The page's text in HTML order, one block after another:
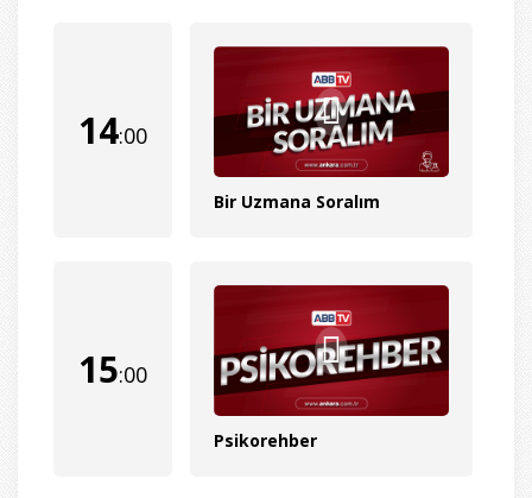
14:00
Bir Uzmana Soralım
15:00
Psikorehber